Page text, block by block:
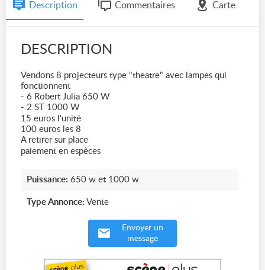
Description Commentaires Carte
DESCRIPTION
Vendons 8 projecteurs type "theatre" avec lampes qui
fonctionnent
- 6 Robert Julia 650 W
- 2 ST 1000 W
15 euros l'unité
100 euros les 8
A retirer sur place
paiement en espèces
Puissance: 650 w et 1000 w
Type Annonce: Vente
Envoyer un
message